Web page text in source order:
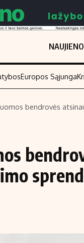
Įmonės
Žemės ūkis
Technologijos
Europos Sąjunga
bendrovės